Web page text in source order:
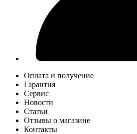
Оплата и получение
Гарантия
Сервис
Новости
Статьи
Отзывы о магазине
Контакты